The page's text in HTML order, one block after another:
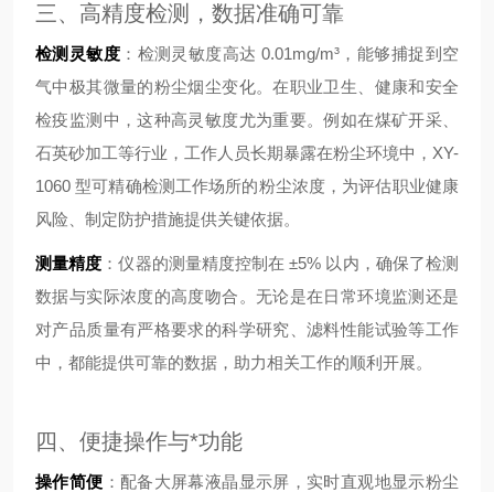
三、高精度检测，数据准确可靠
检测灵敏度 ：检测灵敏度高达 0.01mg/m³，能够捕捉到空
气中极其微量的粉尘烟尘变化。在职业卫生、健康和安全
检疫监测中，这种高灵敏度尤为重要。例如在煤矿开采、
石英砂加工等行业，工作人员长期暴露在粉尘环境中，XY-
1060 型可精确检测工作场所的粉尘浓度，为评估职业健康
风险、制定防护措施提供关键依据。
测量精度 ：仪器的测量精度控制在 ±5% 以内，确保了检测
数据与实际浓度的高度吻合。无论是在日常环境监测还是
对产品质量有严格要求的科学研究、滤料性能试验等工作
中，都能提供可靠的数据，助力相关工作的顺利开展。
四、便捷操作与*功能
操作简便 ：配备大屏幕液晶显示屏，实时直观地显示粉尘